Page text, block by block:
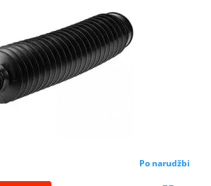
Po narudžbi